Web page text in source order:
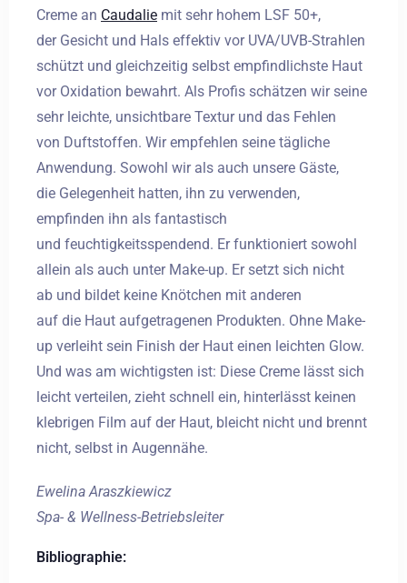
Creme an Caudalie mit sehr hohem LSF 50+,
der Gesicht und Hals effektiv vor UVA/UVB-Strahlen
schützt und gleichzeitig selbst empfindlichste Haut
vor Oxidation bewahrt. Als Profis schätzen wir seine
sehr leichte, unsichtbare Textur und das Fehlen
von Duftstoffen. Wir empfehlen seine tägliche
Anwendung. Sowohl wir als auch unsere Gäste,
die Gelegenheit hatten, ihn zu verwenden,
empfinden ihn als fantastisch
und feuchtigkeitsspendend. Er funktioniert sowohl
allein als auch unter Make-up. Er setzt sich nicht
ab und bildet keine Knötchen mit anderen
auf die Haut aufgetragenen Produkten. Ohne Make-
up verleiht sein Finish der Haut einen leichten Glow.
Und was am wichtigsten ist: Diese Creme lässt sich
leicht verteilen, zieht schnell ein, hinterlässt keinen
klebrigen Film auf der Haut, bleicht nicht und brennt
nicht, selbst in Augennähe.
Ewelina Araszkiewicz
Spa- & Wellness-Betriebsleiter
Bibliographie:
1 0
SUCHE